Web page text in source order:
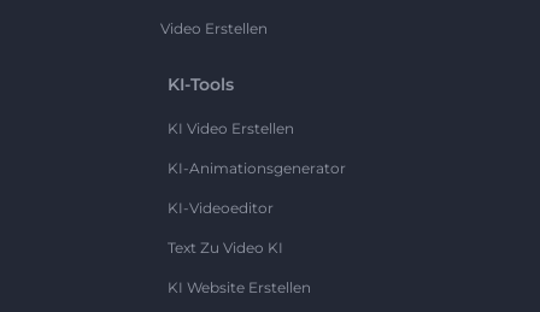
Video Erstellen
KI-Tools
KI Video Erstellen
KI-Animationsgenerator
KI-Videoeditor
Text Zu Video KI
KI Website Erstellen